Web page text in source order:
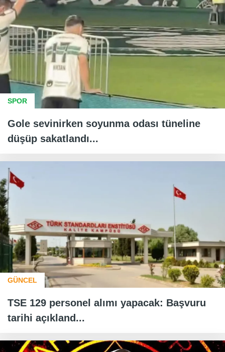
SPOR
Gole sevinirken soyunma odası tüneline
düşüp sakatlandı...
GÜNCEL
TSE 129 personel alımı yapacak: Başvuru
tarihi açıkland...